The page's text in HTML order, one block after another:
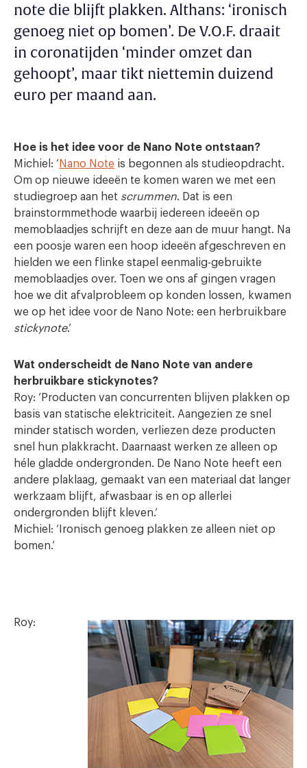
note die blijft plakken. Althans: ‘ironisch
genoeg niet op bomen’. De V.O.F. draait
in coronatijden ‘minder omzet dan
gehoopt’, maar tikt niettemin duizend
euro per maand aan.
Hoe is het idee voor de Nano Note ontstaan?
Michiel: ‘ Nano Note is begonnen als studieopdracht.
Om op nieuwe ideeën te komen waren we met een
studiegroep aan het scrummen. Dat is een
brainstormmethode waarbij iedereen ideeën op
memoblaadjes schrijft en deze aan de muur hangt. Na
een poosje waren een hoop ideeën afgeschreven en
hielden we een flinke stapel eenmalig-gebruikte
memoblaadjes over. Toen we ons af gingen vragen
hoe we dit afvalprobleem op konden lossen, kwamen
we op het idee voor de Nano Note: een herbruikbare
stickynote.’
Wat onderscheidt de Nano Note van andere
herbruikbare stickynotes?
Roy: ‘Producten van concurrenten blijven plakken op
basis van statische elektriciteit. Aangezien ze snel
minder statisch worden, verliezen deze producten
snel hun plakkracht. Daarnaast werken ze alleen op
héle gladde ondergronden. De Nano Note heeft een
andere plaklaag, gemaakt van een materiaal dat langer
werkzaam blijft, afwasbaar is en op allerlei
ondergronden blijft kleven.’
Michiel: ‘Ironisch genoeg plakken ze alleen niet op
bomen.’
Roy: